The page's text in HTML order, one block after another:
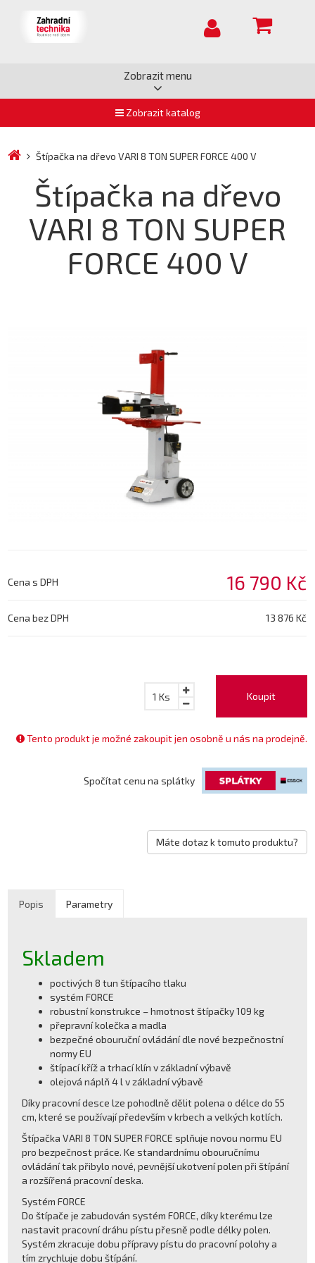
Zobrazit menu
Zobrazit katalog
Štípačka na dřevo VARI 8 TON SUPER FORCE 400 V
Štípačka na dřevo
VARI 8 TON SUPER
FORCE 400 V
Cena s DPH 16 790 Kč
Cena bez DPH 13 876 Kč
Koupit
1 Ks
Tento produkt je možné zakoupit jen osobně u nás na prodejně.
Spočítat cenu na splátky
Máte dotaz k tomuto produktu?
Popis Parametry
Skladem
poctivých 8 tun štípacího tlaku
systém FORCE
robustní konstrukce – hmotnost štípačky 109 kg
přepravní kolečka a madla
bezpečné obouruční ovládání dle nové bezpečnostní
normy EU
štípací kříž a trhací klín v základní výbavě
olejová náplň 4 l v základní výbavě
Díky pracovní desce lze pohodlně dělit polena o délce do 55
cm, které se používají především v krbech a velkých kotlích.
Štípačka VARI 8 TON SUPER FORCE splňuje novou normu EU
pro bezpečnost práce. Ke standardnímu obouručnímu
ovládání tak přibylo nové, pevnější ukotvení polen při štípání
a rozšířená pracovní deska.
Systém FORCE
Do štípače je zabudován systém FORCE, díky kterému lze
nastavit pracovní dráhu pístu přesně podle délky polen.
Systém zkracuje dobu přípravy pístu do pracovní polohy a
tím zrychluje dobu štípání.